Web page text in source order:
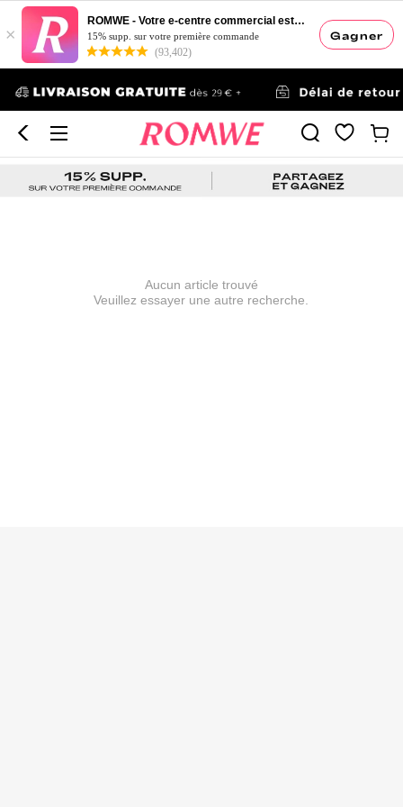
Gagner
×
ROMWE - Votre e-centre commercial esthétique
15% supp. sur votre première commande
(93,402)
Aucun article trouvé
Veuillez essayer une autre recherche.